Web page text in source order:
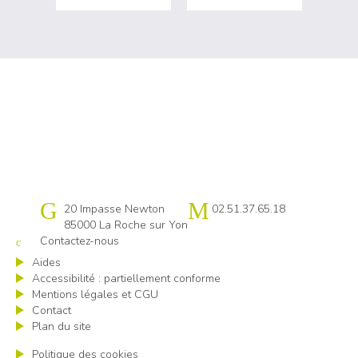
Cap emploi 85
20 Impasse Newton
85000 La Roche sur Yon
02.51.37.65.18
Contactez-nous
Aides
Accessibilité : partiellement conforme
Mentions légales et CGU
Contact
Plan du site
Politique des cookies